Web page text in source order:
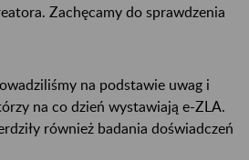
Zachęcamy do sprawdzenia
na podstawie uwag i
na co dzień wystawiają e-ZLA.
również badania doświadczeń